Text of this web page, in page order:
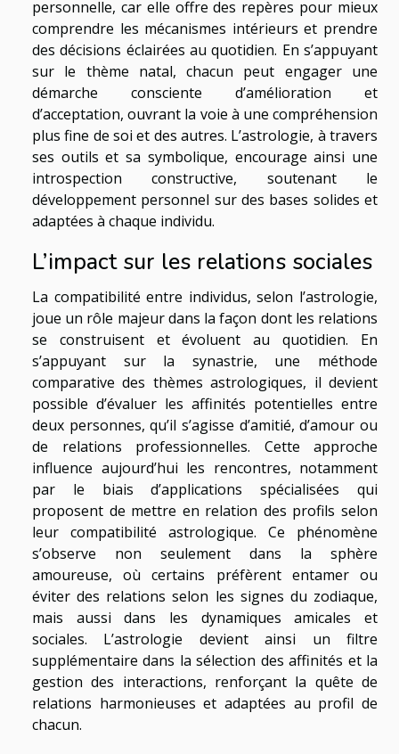
personnelle, car elle offre des repères pour mieux
comprendre les mécanismes intérieurs et prendre
des décisions éclairées au quotidien. En s’appuyant
sur le thème natal, chacun peut engager une
démarche consciente d’amélioration et
d’acceptation, ouvrant la voie à une compréhension
plus fine de soi et des autres. L’astrologie, à travers
ses outils et sa symbolique, encourage ainsi une
introspection constructive, soutenant le
développement personnel sur des bases solides et
adaptées à chaque individu.
L’impact sur les relations sociales
La compatibilité entre individus, selon l’astrologie,
joue un rôle majeur dans la façon dont les relations
se construisent et évoluent au quotidien. En
s’appuyant sur la synastrie, une méthode
comparative des thèmes astrologiques, il devient
possible d’évaluer les affinités potentielles entre
deux personnes, qu’il s’agisse d’amitié, d’amour ou
de relations professionnelles. Cette approche
influence aujourd’hui les rencontres, notamment
par le biais d’applications spécialisées qui
proposent de mettre en relation des profils selon
leur compatibilité astrologique. Ce phénomène
s’observe non seulement dans la sphère
amoureuse, où certains préfèrent entamer ou
éviter des relations selon les signes du zodiaque,
mais aussi dans les dynamiques amicales et
sociales. L’astrologie devient ainsi un filtre
supplémentaire dans la sélection des affinités et la
gestion des interactions, renforçant la quête de
relations harmonieuses et adaptées au profil de
chacun.